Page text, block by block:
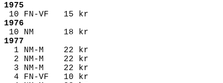
1975
10 FN-VF 15 kr
1976
10 NM 18 kr
1977
1 NM-M 22 kr
2 NM-M 22 kr
3 NM-M 22 kr
4 FN-VF 10 kr